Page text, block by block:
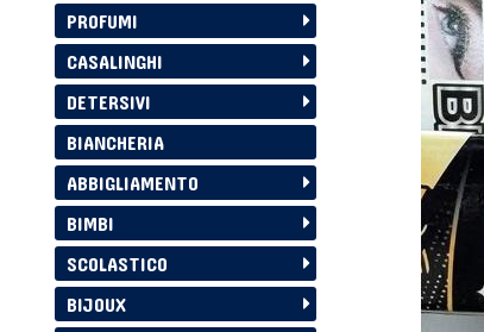
PROFUMI
CASALINGHI
DETERSIVI
BIANCHERIA
ABBIGLIAMENTO
BIMBI
SCOLASTICO
BIJOUX